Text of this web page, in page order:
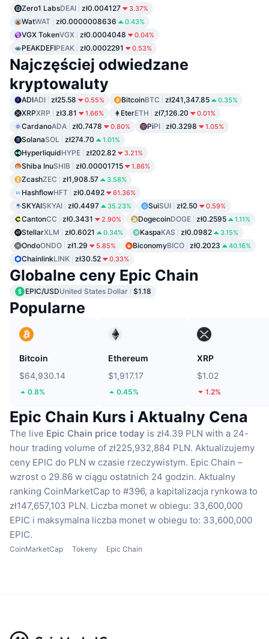
Zero1 LabsDEAI zł0.004127 3.37%
WatWAT zł0.0000008636 0.43%
VGX TokenVGX zł0.0004048 0.04%
PEAKDEFIPEAK zł0.0002291 0.53%
Najczęściej odwiedzane
kryptowaluty
ADIADI zł25.58 0.55% BitcoinBTC zł241,347.85 0.35%
XRPXRP zł3.81 1.66% EterETH zł7,126.20 0.01%
CardanoADA zł0.7478 0.80% PiPI zł0.3298 1.05%
SolanaSOL zł274.70 1.01%
HyperliquidHYPE zł202.82 3.21%
Shiba InuSHIB zł0.00001715 1.86%
ZcashZEC zł1,908.57 3.58%
HashflowHFT zł0.0492 61.36%
SKYAISKYAI zł0.4497 35.23% SuiSUI zł2.50 0.59%
CantonCC zł0.3431 2.90% DogecoinDOGE zł0.2595 1.11%
StellarXLM zł0.6021 0.34% KaspaKAS zł0.0982 3.15%
OndoONDO zł1.29 5.85% BiconomyBICO zł0.2023 40.16%
ChainlinkLINK zł30.52 0.33%
Globalne ceny Epic Chain
EPIC/USDUnited States Dollar $1.18
Popularne
Bitcoin
$64,930.14
0.8%
Ethereum
$1,917.17
0.45%
XRP
$1.02
1.2%
Epic Chain Kurs i Aktualny Cena
The live Epic Chain price today is zł4.39 PLN with a 24-
hour trading volume of zł225,932,884 PLN. Aktualizujemy
ceny EPIC do PLN w czasie rzeczywistym. Epic Chain –
wzrost o 29.86 w ciągu ostatnich 24 godzin. Aktualny
ranking CoinMarketCap to #396, a kapitalizacja rynkowa to
zł147,657,103 PLN. Liczba monet w obiegu: 33,600,000
EPIC i maksymalna liczba monet w obiegu to: 33,600,000
EPIC.
CoinMarketCap Tokeny Epic Chain